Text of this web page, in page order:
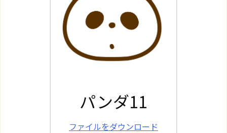
パンダ11
ファイルをダウンロード